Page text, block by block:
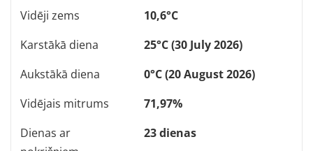
Vidēji zems
10,6°C
Karstākā diena
25°C (30 July 2026)
Aukstākā diena
0°C (20 August 2026)
Vidējais mitrums
71,97%
Dienas ar
23 dienas